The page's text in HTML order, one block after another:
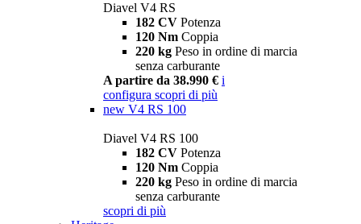
Diavel V4 RS
182 CV Potenza
120 Nm Coppia
220 kg Peso in ordine di marcia
senza carburante
A partire da 38.990 € i
configura scopri di più
new V4 RS 100
Diavel V4 RS 100
182 CV Potenza
120 Nm Coppia
220 kg Peso in ordine di marcia
senza carburante
scopri di più